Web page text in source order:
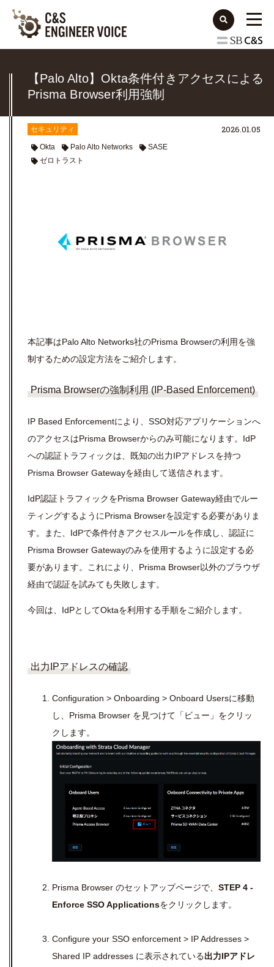
【Palo Alto】Okta条件付きアクセスによる
Prisma Browser利用強制
セキュリティ
Okta Palo Alto Networks
SASE
ゼロトラスト
2026.01.05
本記事はPalo Alto Networks社のPrisma Browserの利用を強
制するための設定方法をご紹介します。
Prisma Browserの強制利用 (IP-Based Enforcement)
IP Based Enforcementにより、 SSO対応アプリケーションへ
のアクセスはPrisma Browserからのみ可能になります。 IdP
への認証トラフィックは、既知の出力IPアドレスを持つ
Prisma Browser Gatewayを経由して送信されます。
IdP認証トラフィックをPrisma Browser Gateway経由でルー
ティングするようにPrisma Browserを設定する必要がありま
す。また、 IdPで条件付きアクセスルールを作成し、認証に
Prisma Browser Gatewayのみを使用するように設定する必
要があります。これにより、Prisma Browser以外のブラウザ
経由で認証を試みても失敗します。
今回は、IdPとしてOktaを利用する手順をご紹介します。
出力IPアドレスの確認
Configuration > Onboarding > Onboard Usersに移動
し、 Prisma Browser を見つけて「ビュー」をクリッ
クします。
Prisma Browser のセットアップページで、 STEP 4 -
Enforce SSO Applicationsをクリックします。
Configure your SSO enforcement > IP Addresses >
Shared IP addresses に表示されている出力IPアドレ